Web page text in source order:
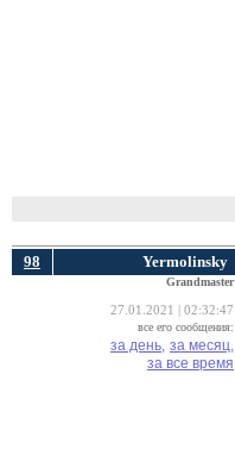
98 Yermolinsky
Grandmaster
27.01.2021 | 02:32:47
все его сообщения:
за день, за месяц,
за все время